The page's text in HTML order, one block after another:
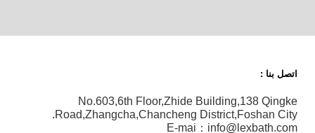
اتصل بنا :
No.603,6th Floor,Zhide Building,138 Qingke
Road,Zhangcha,Chancheng District,Foshan City.
E-mai：info@lexbath.com